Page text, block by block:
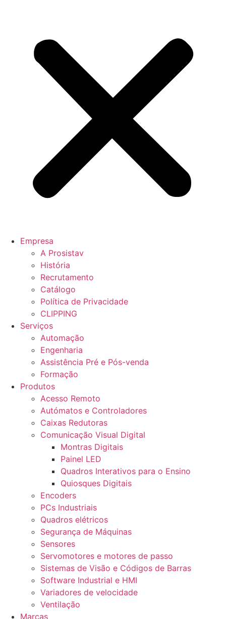
Empresa
A Prosistav
História
Recrutamento
Catálogo
Política de Privacidade
CLIPPING
Serviços
Automação
Engenharia
Assistência Pré e Pós-venda
Formação
Produtos
Acesso Remoto
Autómatos e Controladores
Caixas Redutoras
Comunicação Visual Digital
Montras Digitais
Painel LED
Quadros Interativos para o Ensino
Quiosques Digitais
Encoders
PCs Industriais
Quadros elétricos
Segurança de Máquinas
Sensores
Servomotores e motores de passo
Sistemas de Visão e Códigos de Barras
Software Industrial e HMI
Variadores de velocidade
Ventilação
Marcas